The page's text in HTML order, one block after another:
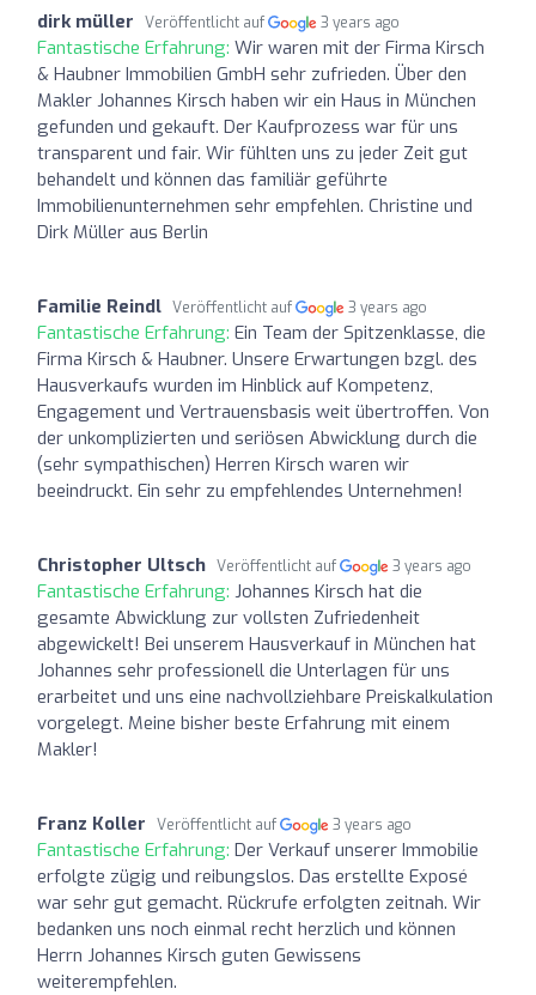
dirk müller Veröffentlicht auf 3 years ago
Fantastische Erfahrung: Wir waren mit der Firma Kirsch
& Haubner Immobilien GmbH sehr zufrieden. Über den
Makler Johannes Kirsch haben wir ein Haus in München
gefunden und gekauft. Der Kaufprozess war für uns
transparent und fair. Wir fühlten uns zu jeder Zeit gut
behandelt und können das familiär geführte
Immobilienunternehmen sehr empfehlen. Christine und
Dirk Müller aus Berlin
Familie Reindl Veröffentlicht auf 3 years ago
Fantastische Erfahrung: Ein Team der Spitzenklasse, die
Firma Kirsch & Haubner. Unsere Erwartungen bzgl. des
Hausverkaufs wurden im Hinblick auf Kompetenz,
Engagement und Vertrauensbasis weit übertroffen. Von
der unkomplizierten und seriösen Abwicklung durch die
(sehr sympathischen) Herren Kirsch waren wir
beeindruckt. Ein sehr zu empfehlendes Unternehmen!
Christopher Ultsch Veröffentlicht auf 3 years ago
Fantastische Erfahrung: Johannes Kirsch hat die
gesamte Abwicklung zur vollsten Zufriedenheit
abgewickelt! Bei unserem Hausverkauf in München hat
Johannes sehr professionell die Unterlagen für uns
erarbeitet und uns eine nachvollziehbare Preiskalkulation
vorgelegt. Meine bisher beste Erfahrung mit einem
Makler!
Franz Koller Veröffentlicht auf 3 years ago
Fantastische Erfahrung: Der Verkauf unserer Immobilie
erfolgte zügig und reibungslos. Das erstellte Exposé
war sehr gut gemacht. Rückrufe erfolgten zeitnah. Wir
bedanken uns noch einmal recht herzlich und können
Herrn Johannes Kirsch guten Gewissens
weiterempfehlen.